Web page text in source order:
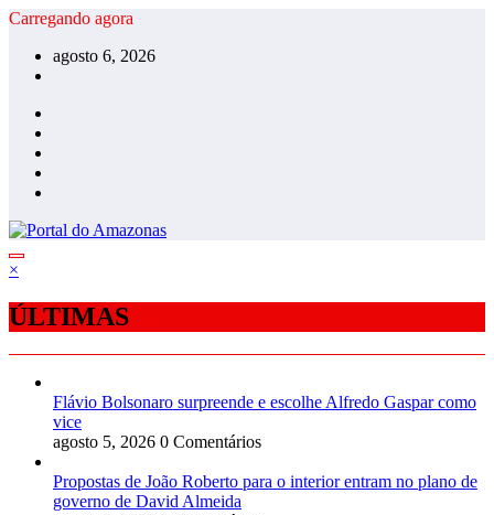
Pular
conteúdo
Carregando agora
agosto 6, 2026
×
ÚLTIMAS
Flávio Bolsonaro surpreende e escolhe Alfredo Gaspar como
vice
agosto 5, 2026 0 Comentários
Propostas de João Roberto para o interior entram no plano de
governo de David Almeida